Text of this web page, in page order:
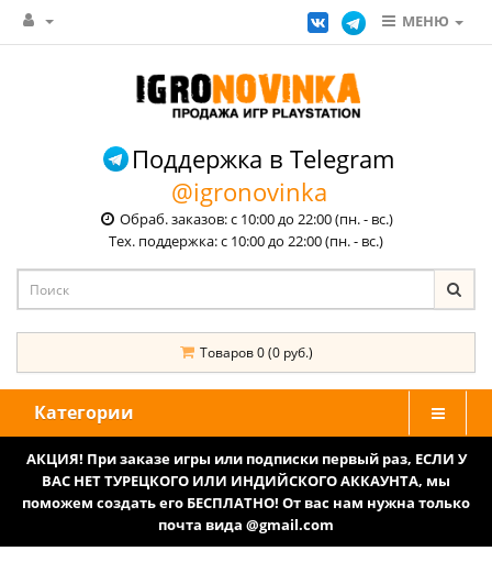
МЕНЮ
Поддержка в Telegram
@igronovinka
Обраб. заказов: с 10:00 до 22:00 (пн. - вс.)
Тех. поддержка: с 10:00 до 22:00 (пн. - вс.)
Товаров 0 (0 руб.)
Категории
АКЦИЯ! При заказе игры или подписки первый раз, ЕСЛИ У
ВАС НЕТ ТУРЕЦКОГО ИЛИ ИНДИЙСКОГО АККАУНТА, мы
поможем создать его БЕСПЛАТНО! От вас нам нужна только
почта вида @gmail.com